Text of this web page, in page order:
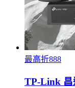
最高折888
TP-Link 昌